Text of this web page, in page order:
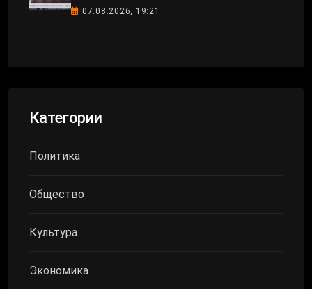
07.08.2026, 19:21
Категории
Политика
Общество
Культура
Экономика